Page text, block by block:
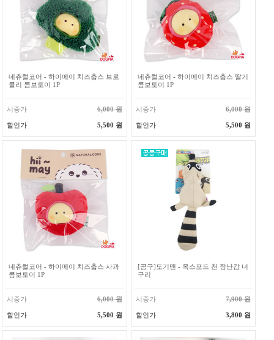
네츄럴코어 - 하이메이 치즈춥스 브로
콜리 콤보토이 1P
시중가 6,000 원
할인가 5,500 원
네츄럴코어 - 하이메이 치즈춥스 딸기
콤보토이 1P
시중가 6,000 원
할인가 5,500 원
네츄럴코어 - 하이메이 치즈춥스 사과
콤보토이 1P
시중가 6,000 원
할인가 5,500 원
[공구]도기맨 - 옥스포드 천 장난감 너
구리
시중가 7,900 원
할인가 3,800 원